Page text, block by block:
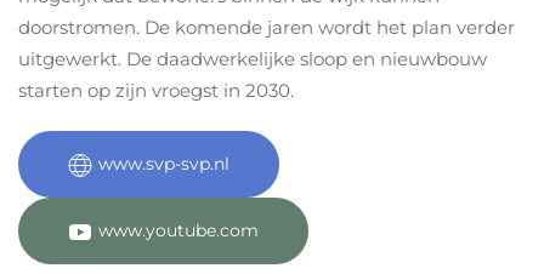
doorstromen. De komende jaren wordt het plan verder
uitgewerkt. De daadwerkelijke sloop en nieuwbouw
starten op zijn vroegst in 2030.
www.svp-svp.nl
www.youtube.com